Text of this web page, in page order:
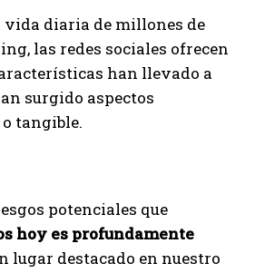
vida diaria de millones de
las redes sociales ofrecen
han llevado a
surgido aspectos
tangible.
potenciales que
hoy es profundamente
lugar destacado en nuestro